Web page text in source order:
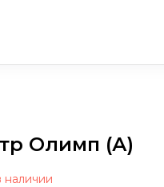
Олимп (А)
наличии